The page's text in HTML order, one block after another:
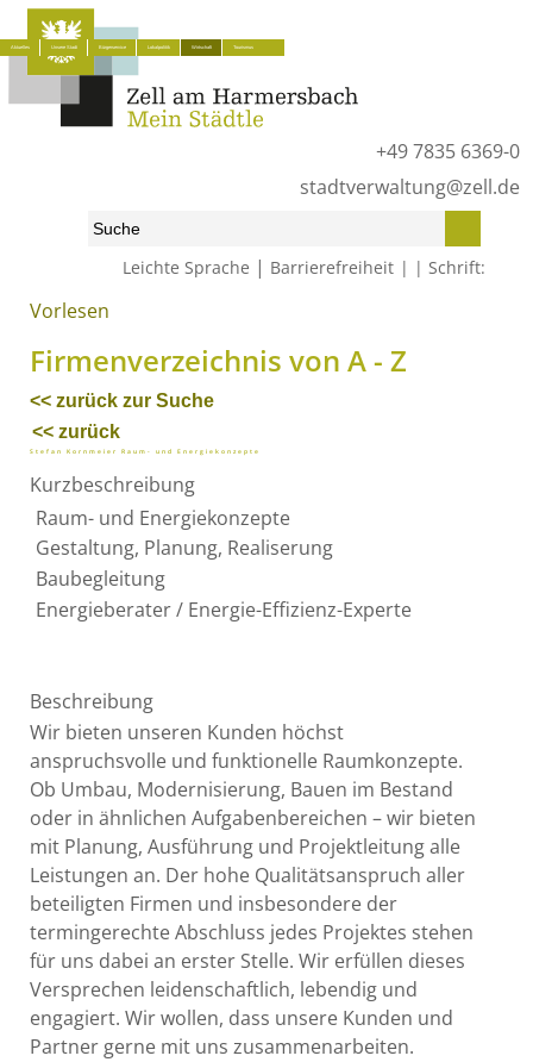
+49 7835 6369-0
stadtverwaltung@zell.de
Leichte Sprache | Barrierefreiheit Schrift:
Aktuelles Unsere Stadt Bürgerservice Lokalpolitik Wirtschaft Tourismus
Start» Wirtschaft» Firmenverzeichnis von A - Z
Vorlesen
Firmenverzeichnis von A - Z
<< zurück zur Suche
<< zurück
Stefan Kornmeier Raum- und Energiekonzepte
Kurzbeschreibung
Raum- und Energiekonzepte
Gestaltung, Planung, Realiserung
Baubegleitung
Energieberater / Energie-Effizienz-Experte
Beschreibung
Wir bieten unseren Kunden höchst
anspruchsvolle und funktionelle Raumkonzepte.
Ob Umbau, Modernisierung, Bauen im Bestand
oder in ähnlichen Aufgabenbereichen – wir bieten
mit Planung, Ausführung und Projektleitung alle
Leistungen an. Der hohe Qualitätsanspruch aller
beteiligten Firmen und insbesondere der
termingerechte Abschluss jedes Projektes stehen
für uns dabei an erster Stelle. Wir erfüllen dieses
Versprechen leidenschaftlich, lebendig und
engagiert. Wir wollen, dass unsere Kunden und
Partner gerne mit uns zusammenarbeiten.